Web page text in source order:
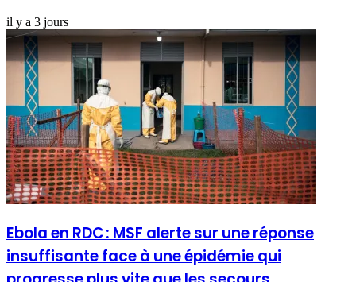
il y a 3 jours
Ebola en RDC : MSF alerte sur une réponse
insuffisante face à une épidémie qui